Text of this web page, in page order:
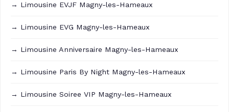
→ Limousine EVJF Magny-les-Hameaux
→ Limousine EVG Magny-les-Hameaux
→ Limousine Anniversaire Magny-les-Hameaux
→ Limousine Paris By Night Magny-les-Hameaux
→ Limousine Soiree VIP Magny-les-Hameaux